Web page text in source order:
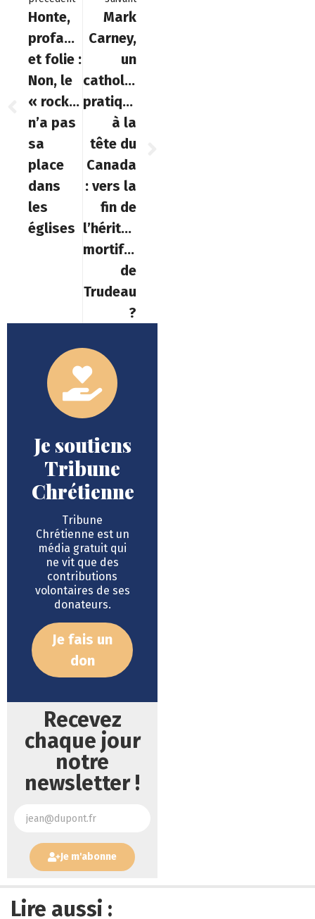
Honte,
profanation
et folie :
Non, le
« rock’n’roll »
n’a pas
sa
place
dans
les
églises
Mark
Carney,
un
catholique
pratiquant
à la
tête du
Canada
: vers la
fin de
l’héritage
mortifère
de
Trudeau
?
Je soutiens
Tribune
Chrétienne
Tribune
Chrétienne est un
média gratuit qui
ne vit que des
contributions
volontaires de ses
donateurs.
Je fais un
don
Recevez
chaque jour
notre
newsletter !
Je m'abonne
Lire aussi :